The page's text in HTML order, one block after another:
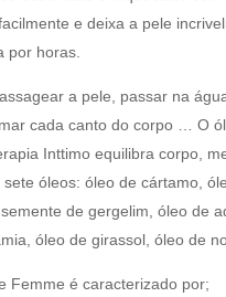
e deixa a pele
por horas.
a pele, passar na
cada canto do corpo … O
Inttimo equilibra corpo,
óleos: óleo de cártamo,
de gergelim, óleo de
óleo de girassol, óleo de
Femme é caracterizado por;